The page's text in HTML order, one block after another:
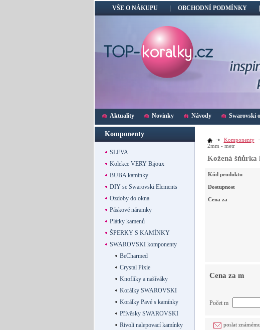
VŠE O NÁKUPU OBCHODNÍ PODMÍNKY
Aktuality Novinky Návody Swarovski
Komponenty
SLEVA
Kolekce VERY Bijoux
BUBA kamínky
DIY se Swarovski Elements
Ozdoby do okna
Páskové náramky
Plátky kamenů
ŠPERKY S KAMÍNKY
SWAROVSKI komponenty
BeCharmed
Crystal Pixie
Knoflíky a našíváky
Korálky SWAROVSKI
Korálky Pavé s kamínky
Přívěsky SWAROVSKI
Rivoli nalepovací kamínky
Komponenty
2mm - metr
Kožená šňůrka
Kód produktu
Dostupnost
Cena za
Cena za m
Počet m
poslat známému